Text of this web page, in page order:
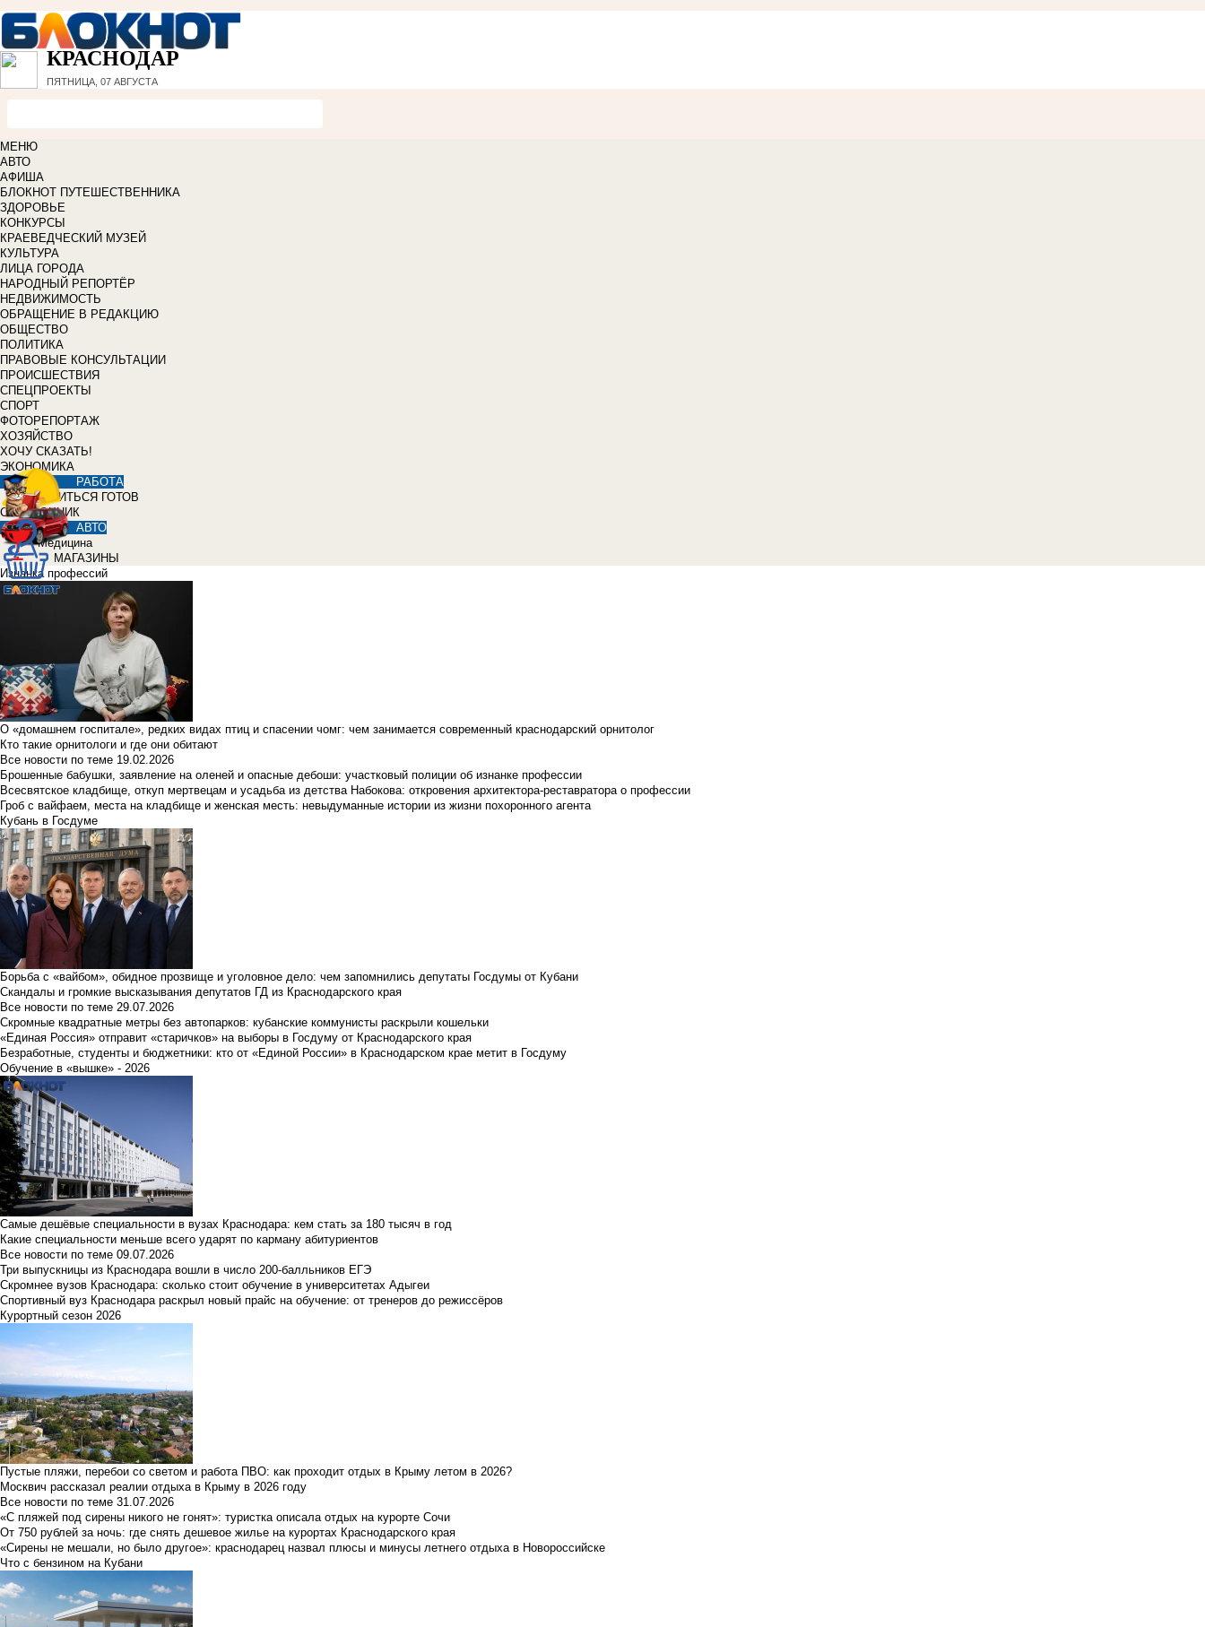
КРАСНОДАР
ПЯТНИЦА, 07 АВГУСТА
МЕНЮ
АВТО
АФИША
БЛОКНОТ ПУТЕШЕСТВЕННИКА
ЗДОРОВЬЕ
КОНКУРСЫ
КРАЕВЕДЧЕСКИЙ МУЗЕЙ
КУЛЬТУРА
ЛИЦА ГОРОДА
НАРОДНЫЙ РЕПОРТЁР
НЕДВИЖИМОСТЬ
ОБРАЩЕНИЕ В РЕДАКЦИЮ
ОБЩЕСТВО
ПОЛИТИКА
ПРАВОВЫЕ КОНСУЛЬТАЦИИ
ПРОИСШЕСТВИЯ
СПЕЦПРОЕКТЫ
СПОРТ
ФОТОРЕПОРТАЖ
ХОЗЯЙСТВО
ХОЧУ СКАЗАТЬ!
ЭКОНОМИКА
РАБОТА
УЧИТЬСЯ ГОТОВ
СПРАВОЧНИК
АВТО
Медицина
МАГАЗИНЫ
Изнанка профессий
О «домашнем госпитале», редких видах птиц и спасении чомг: чем занимается современный краснодарский орнитолог
Кто такие орнитологи и где они обитают
Все новости по теме 19.02.2026
Брошенные бабушки, заявление на оленей и опасные дебоши: участковый полиции об изнанке профессии
Всесвятское кладбище, откуп мертвецам и усадьба из детства Набокова: откровения архитектора-реставратора о профессии
Гроб с вайфаем, места на кладбище и женская месть: невыдуманные истории из жизни похоронного агента
Кубань в Госдуме
Борьба с «вайбом», обидное прозвище и уголовное дело: чем запомнились депутаты Госдумы от Кубани
Скандалы и громкие высказывания депутатов ГД из Краснодарского края
Все новости по теме 29.07.2026
Скромные квадратные метры без автопарков: кубанские коммунисты раскрыли кошельки
«Единая Россия» отправит «старичков» на выборы в Госдуму от Краснодарского края
Безработные, студенты и бюджетники: кто от «Единой России» в Краснодарском крае метит в Госдуму
Обучение в «вышке» - 2026
Самые дешёвые специальности в вузах Краснодара: кем стать за 180 тысяч в год
Какие специальности меньше всего ударят по карману абитуриентов
Все новости по теме 09.07.2026
Три выпускницы из Краснодара вошли в число 200-балльников ЕГЭ
Скромнее вузов Краснодара: сколько стоит обучение в университетах Адыгеи
Спортивный вуз Краснодара раскрыл новый прайс на обучение: от тренеров до режиссёров
Курортный сезон 2026
Пустые пляжи, перебои со светом и работа ПВО: как проходит отдых в Крыму летом в 2026?
Москвич рассказал реалии отдыха в Крыму в 2026 году
Все новости по теме 31.07.2026
«С пляжей под сирены никого не гонят»: туристка описала отдых на курорте Сочи
От 750 рублей за ночь: где снять дешевое жилье на курортах Краснодарского края
«Сирены не мешали, но было другое»: краснодарец назвал плюсы и минусы летнего отдыха в Новороссийске
Что с бензином на Кубани